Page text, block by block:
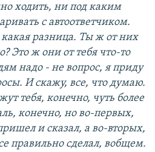
ходить, ни под каким
с автоответчиком.
разница. Ты ж от них
Это ж они от тебя что-то
надо - не вопрос, я приду
И скажу, все, что думаю.
тебя, конечно, чуть более
конечно, но во-первых,
и сказал, а во-вторых,
правильно сделал, вобщем.